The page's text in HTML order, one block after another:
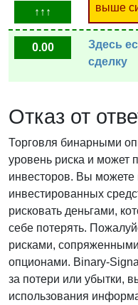
↑↑↑
выше
0.00
Здесь
сделку
Отказ от
Торговля бинарными
уровень риска и может
инвесторов. Вы можете
инвестированных
рисковать деньгами,
себе потерять.
рисками,
опционами. Binary-
за потери или убытки,
использования